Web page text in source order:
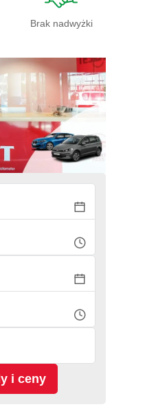
Brak nadwyżki